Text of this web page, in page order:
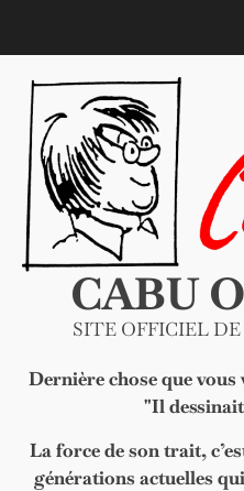
CABU
SITE OFFICIEL
Dernière chose que vous
"Il
La force de son trait,
générations actuelles